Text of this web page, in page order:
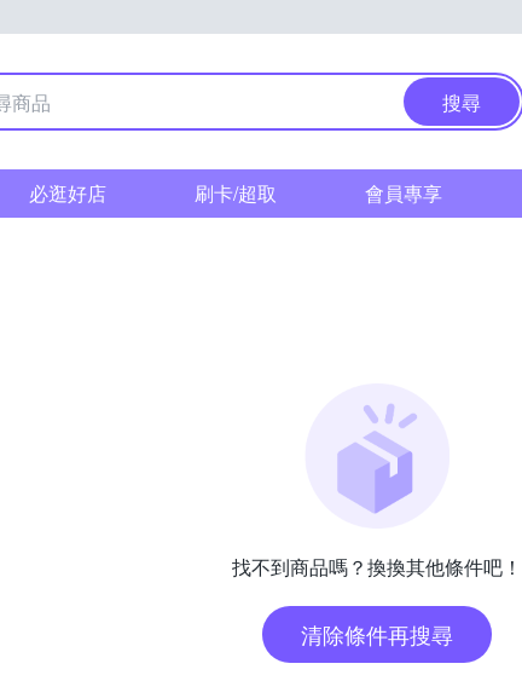
搜尋
必逛好店 刷卡/超取 會員專享
找不到商品嗎？換換其他條件吧！
清除條件再搜尋